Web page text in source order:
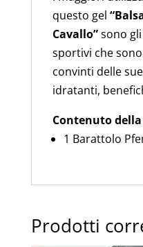
questo gel
Cavallo”sono
sportivi che
convinti delle
idratanti,
Contenuto
1 Barattolo
Prodotti